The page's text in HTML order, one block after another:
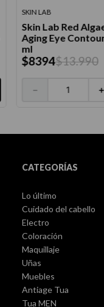
SKIN LAB
Skin Lab Red
Aging Eye
ml
$8394$13.990
＋
－
CATEGORÍAS
Lo último
Cuidado del cabello
Electro
Coloración
Maquillaje
Uñas
Muebles
Antiage Tua
Tua MEN